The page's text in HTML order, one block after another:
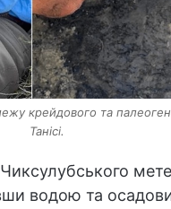
крейдового та
Танісі.
водою та